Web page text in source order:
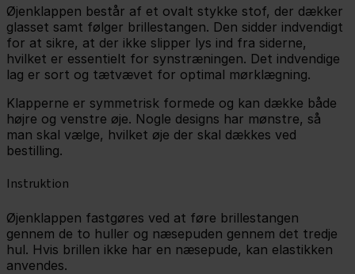
Øjenklappen består af et ovalt stykke stof, der dækker
glasset samt følger brillestangen. Den sidder indvendigt
for at sikre, at der ikke slipper lys ind fra siderne,
hvilket er essentielt for synstræningen. Det indvendige
lag er sort og tætvævet for optimal mørklægning.
Klapperne er symmetrisk formede og kan dække både
højre og venstre øje. Nogle designs har mønstre, så
man skal vælge, hvilket øje der skal dækkes ved
bestilling.
Instruktion
Øjenklappen fastgøres ved at føre brillestangen
gennem de to huller og næsepuden gennem det tredje
hul. Hvis brillen ikke har en næsepude, kan elastikken
anvendes.